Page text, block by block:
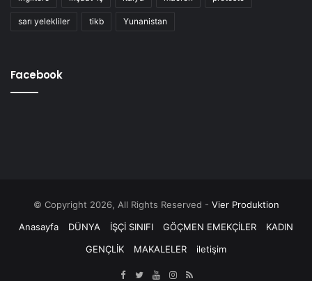
sarı yelekliler tikb Yunanistan
Facebook
© Copyright 2026, All Rights Reserved - Vier Produktion
Anasayfa
DÜNYA İŞÇİ SINIFI GÖÇMEN EMEKÇİLER
KADIN
GENÇLİK
MAKALELER iletişim